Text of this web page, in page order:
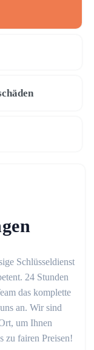
Schlüsseldienst
24 Stunden
das komplette
an. Wir sind
um Ihnen
zu fairen Preisen!